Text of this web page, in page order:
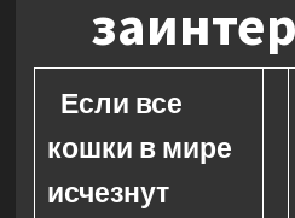
Если все
кошки в мире
исчезнут